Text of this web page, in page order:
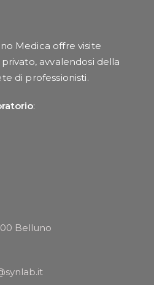
Medica offre visite
avvalendosi della
di professionisti.
:
Belluno